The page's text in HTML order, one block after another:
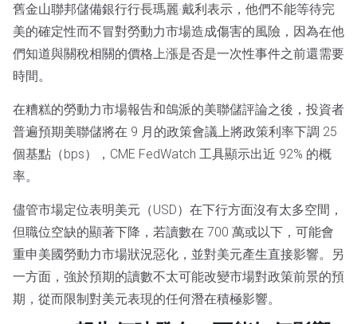
舊金山聯邦儲備銀行行長瑪麗·戴利表示，他們不能等待完
美的確定性而不冒對勞動力市場造成傷害的風險，因為在他
們知道與關稅相關的價格上漲是否是一次性事件之前還需要
時間。
在糟糕的勞動力市場報告和鴿派的美聯儲評論之後，投資者
普遍預期美聯儲將在 9 月的政策會議上將政策利率下調 25
個基點（bps），CME FedWatch 工具顯示出近 92% 的概
率。
儘管市場定位表明美元（USD）在下行方面沒有太多空間，
但職位空缺的顯著下降，若讀數在 700 萬或以下，可能會
重申美國勞動力市場狀況惡化，並對美元產生直接影響。另
一方面，強於預期的讀數不太可能改變市場對政策前景的預
期，從而限制對美元表現的任何潛在積極影響。